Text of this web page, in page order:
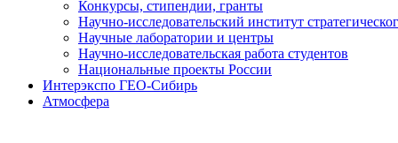
Конкурсы, стипендии, гранты
Научно-исследовательский институт
Научные лаборатории и центры
Научно-исследовательская работа студентов
Национальные проекты России
Интерэкспо ГЕО-Сибирь
Атмосфера